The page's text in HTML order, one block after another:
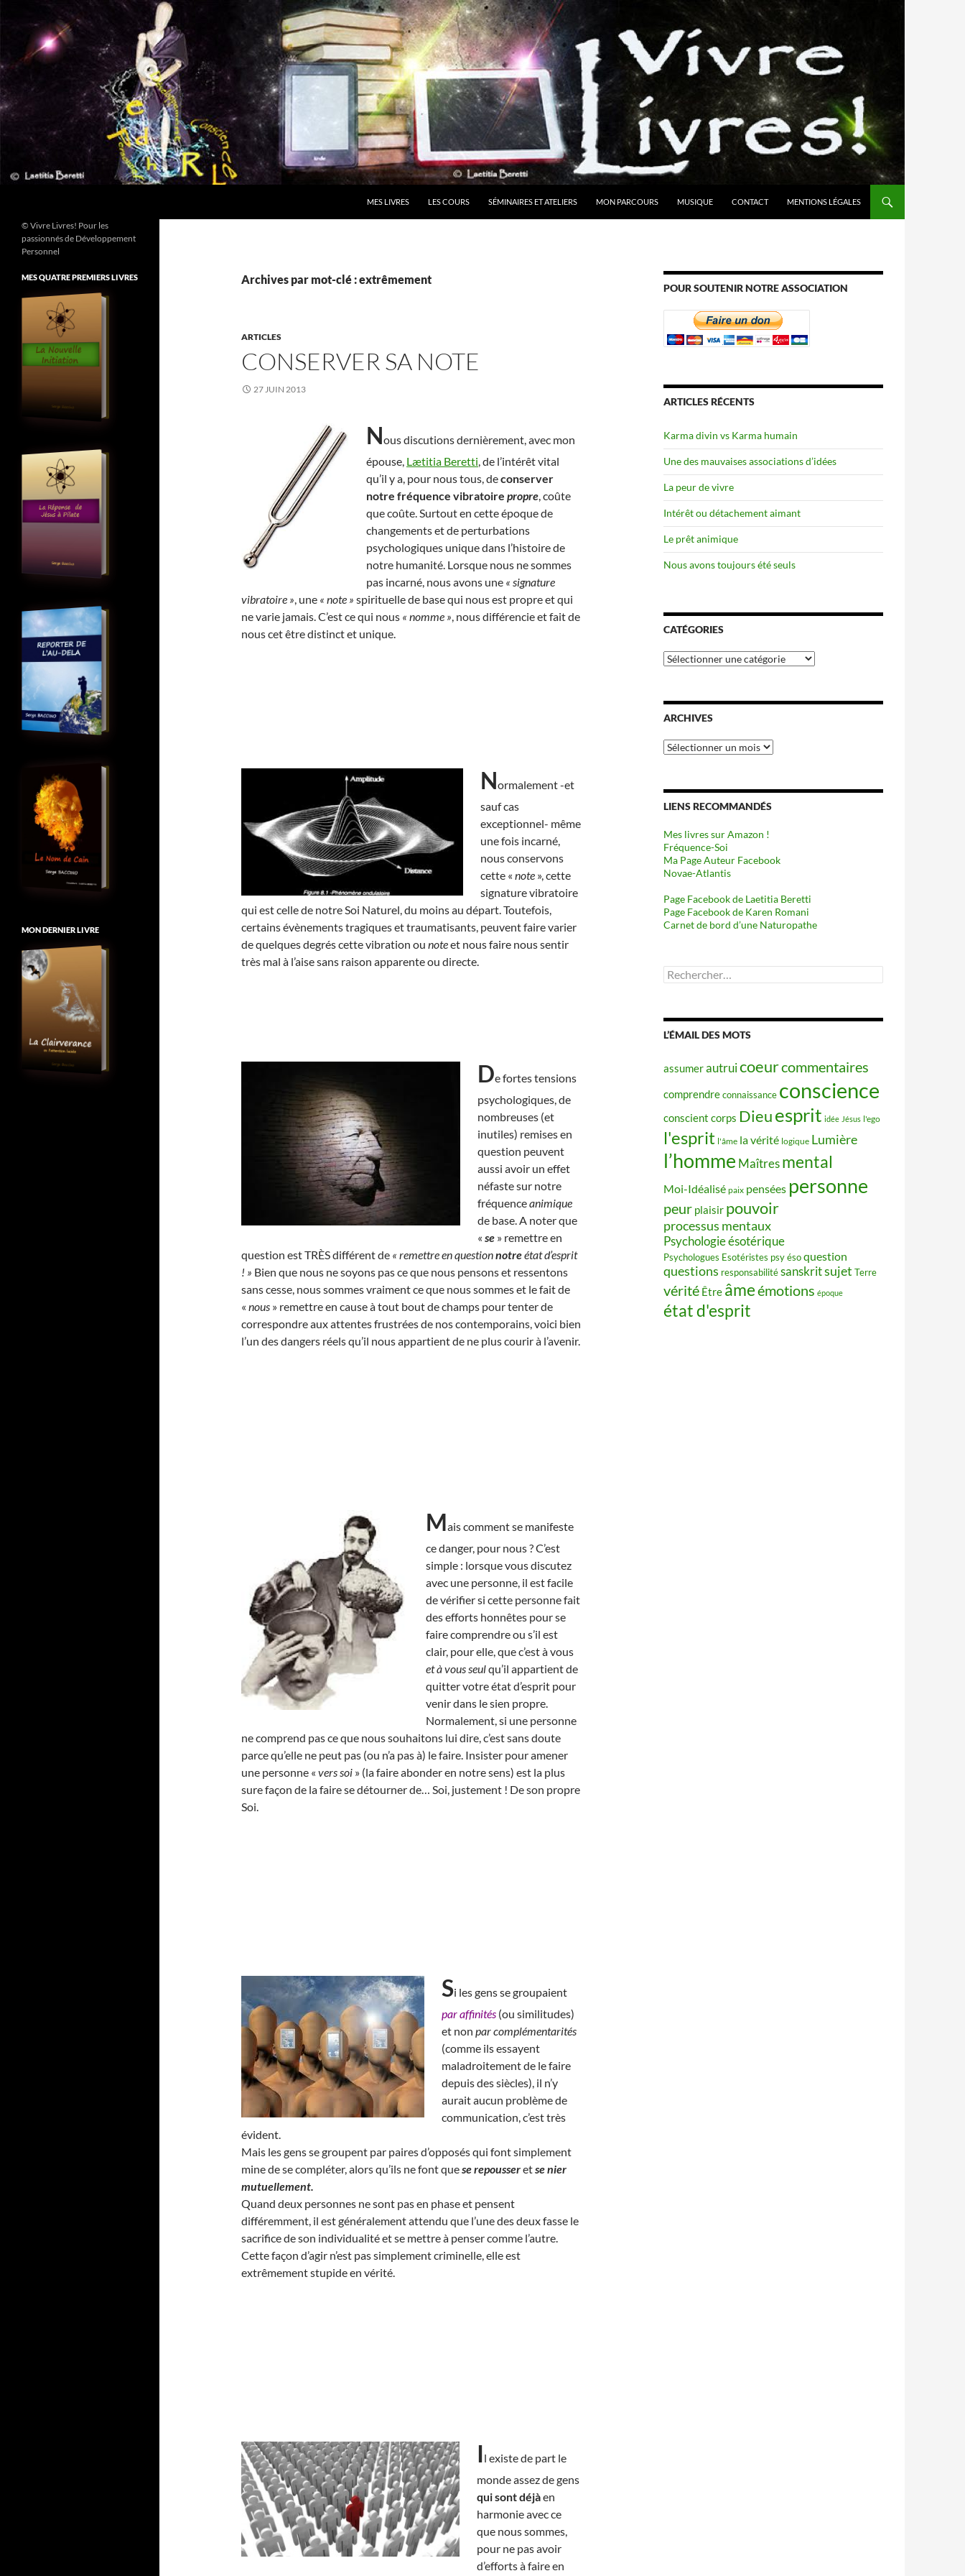
contenu
MES LIVRES LES COURS SÉMINAIRES ET ATELIERS MON PARCOURS MUSIQUE CONTACT MENTIONS LÉGALES
Archives par mot-clé : extrêmement
ARTICLES
CONSERVER SA NOTE
27 JUIN 2013
Nous discutions dernièrement, avec mon
épouse, Lætitia Beretti, de l’intérêt vital
qu’il y a, pour nous tous, deconserver
notre fréquence vibratoire propre, coûte
que coûte. Surtout en cette époque de
changements et de perturbations
psychologiques unique dans l’histoire de
notre humanité. Lorsque nous ne sommes
pas incarné, nous avons une « signature
vibratoire », une « note » spirituelle de base qui nous est propre et qui
ne varie jamais. C’est ce qui nous « nomme », nous différencie et fait de
nous cet être distinct et unique.
Normalement -et
sauf cas
exceptionnel- même
une fois incarné,
nous conservons
cette « note », cette
signature vibratoire
qui est celle de notre Soi Naturel, du moins au départ. Toutefois,
certains évènements tragiques et traumatisants, peuvent faire varier
de quelques degrés cette vibration ou noteet nous faire nous sentir
très mal à l’aise sans raison apparente ou directe.
De fortes tensions
psychologiques, de
nombreuses (et
inutiles) remises en
question peuvent
aussi avoir un effet
néfaste sur notre
fréquenceanimique
de base. A noter que
« se » remettre en
question est TRÈS différent de « remettre en questionnotreétat d’esprit
! » Bien que nous ne soyons pas ce que nous pensons et ressentons
sans cesse, nous sommes vraiment ce que nous sommes et le fait de
« nous » remettre en cause à tout bout de champs pour tenter de
correspondre aux attentes frustrées de nos contemporains, voici bien
l’un des dangers réels qu’il nous appartient de ne plus courir à l’avenir.
Mais comment se manifeste
ce danger, pour nous ? C’est
simple : lorsque vous discutez
avec une personne, il est facile
de vérifier si cette personne fait
des efforts honnêtes pour se
faire comprendre ou s’il est
clair, pour elle, que c’est à vous
et à vous seulqu’il appartient de
quitter votre état d’esprit pour
venir dans le sien propre.
Normalement, si une personne
ne comprend pas ce que nous souhaitons lui dire, c’est sans doute
parce qu’elle ne peut pas (ou n’a pas à) le faire. Insister pour amener
une personne « vers soi » (la faire abonder en notre sens) est la plus
sure façon de la faire se détourner de… Soi, justement ! De son propre
Soi.
Si les gens se groupaient
par affinités (ou similitudes)
et non par complémentarités
(comme ils essayent
maladroitement de le faire
depuis des siècles), il n’y
aurait aucun problème de
communication, c’est très
évident.
Mais les gens se groupent par paires d’opposés qui font simplement
mine de se compléter, alors qu’ils ne font quese repousseretse nier
mutuellement.
Quand deux personnes ne sont pas en phase et pensent
différemment, il est généralement attendu que l’une des deux fasse le
sacrifice de son individualité et se mettre à penser comme l’autre.
Cette façon d’agir n’est pas simplement criminelle, elle est
extrêmement stupide en vérité.
Il existe de part le
monde assez de gens
qui sont déjàen
harmonie avec ce
que nous sommes,
pour ne pas avoir
d’efforts à faire en
POUR SOUTENIR NOTRE ASSOCIATION
ARTICLES RÉCENTS
Karma divin vs Karma humain
Une des mauvaises associations d’idées
La peur de vivre
Intérêt ou détachement aimant
Le prêt animique
Nous avons toujours été seuls
CATÉGORIES
Catégories
ARCHIVES
Archives
LIENS RECOMMANDÉS
Mes livres sur Amazon !
Fréquence-Soi
Ma Page Auteur Facebook
Novae-Atlantis
Page Facebook de Laetitia Beretti
Page Facebook de Karen Romani
Carnet de bord d’une Naturopathe
Rechercher :
L’ÉMAIL DES MOTS
assumerautruicoeurcommentaires
comprendreconnaissance conscience
conscient corps Dieuesprit idée Jésus l'ego
l'esprit l'âme la vérité logique Lumière
l’homme Maîtres mental
Moi-Idéalisé paix pensées personne
peur plaisir pouvoir
processus mentaux
Psychologie ésotérique
Psychologues Esotéristes psy ésoquestion
questions responsabilitésanskritsujet Terre
vérité Être âmeémotions époque
état d'esprit
© Vivre Livres! Pour les
passionnés de Développement
Personnel
MES QUATRE PREMIERS LIVRES
MON DERNIER LIVRE